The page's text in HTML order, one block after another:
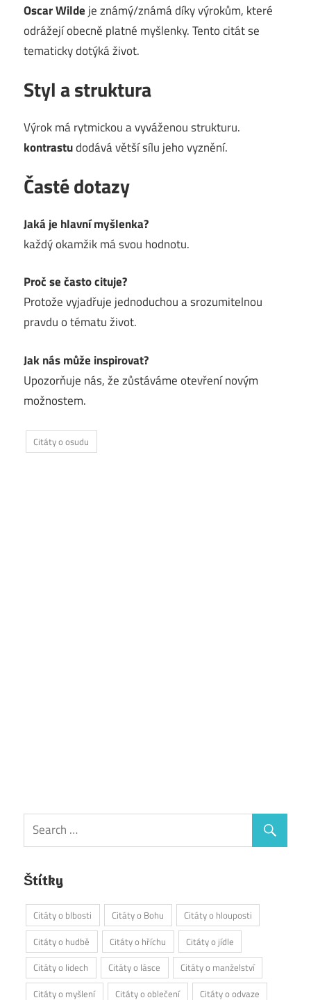
Oscar Wilde je známý/známá díky výrokům, které
odrážejí obecně platné myšlenky. Tento citát se
tematicky dotýká život.
Styl a struktura
Výrok má rytmickou a vyváženou strukturu.
kontrastudodává větší sílu jeho vyznění.
Časté dotazy
Jaká je hlavní myšlenka?
každý okamžik má svou hodnotu.
Proč se často cituje?
Protože vyjadřuje jednoduchou a srozumitelnou
pravdu o tématu život.
Jak nás může inspirovat?
Upozorňuje nás, že zůstáváme otevření novým
možnostem.
Citáty o osudu
Štítky
Citáty o blbosti Citáty o Bohu
Citáty o hlouposti
Citáty o hudbě
Citáty o hříchu
Citáty o jídle
Citáty o lidech
Citáty o lásce
Citáty o manželství
Citáty o myšlení
Citáty o oblečení Citáty o odvaze